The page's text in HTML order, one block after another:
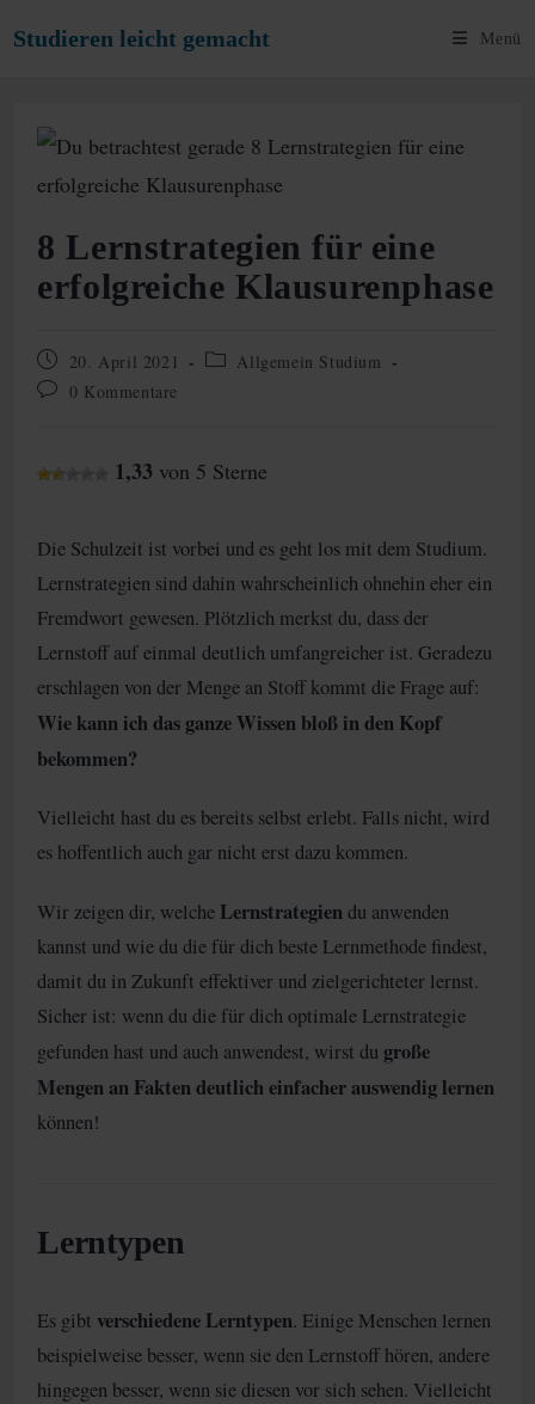
Inhalt
Studieren leicht gemacht Menü
8 Lernstrategien für eine
erfolgreiche Klausurenphase
Beitrag
veröffentlicht:
20. April 2021
Beitrags-Allgemein Studium
Beitrags-0 Kommentare
1,33 von 5 Sterne
Die Schulzeit ist vorbei und es geht los mit dem Studium.
Lernstrategien sind dahin wahrscheinlich ohnehin eher ein
Fremdwort gewesen. Plötzlich merkst du, dass der
Lernstoff auf einmal deutlich umfangreicher ist. Geradezu
erschlagen von der Menge an Stoff kommt die Frage auf:
Wie kann ich das ganze Wissen bloß in den Kopf
bekommen?
Vielleicht hast du es bereits selbst erlebt. Falls nicht, wird
es hoffentlich auch gar nicht erst dazu kommen.
Wir zeigen dir, welche Lernstrategiendu anwenden
kannst und wie du die für dich beste Lernmethode findest,
damit du in Zukunft effektiver und zielgerichteter lernst.
Sicher ist: wenn du die für dich optimale Lernstrategie
gefunden hast und auch anwendest, wirst du große
Mengen an Fakten deutlich einfacher auswendig lernen
können!
Lerntypen
Es gibt verschiedene Lerntypen. Einige Menschen lernen
beispielweise besser, wenn sie den Lernstoff hören, andere
hingegen besser, wenn sie diesen vor sich sehen. Vielleicht